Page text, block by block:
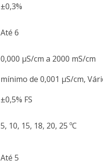
±0,3%
Até 6
0,000 μS/cm a 2000 mS/cm
mínimo de 0,001 μS/cm,
±0,5% FS
5, 10, 15, 18, 20, 25 ºC
Até 5